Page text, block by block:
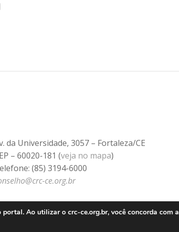
da Universidade, 3057 – Fortaleza/CE
– 60020-181 (veja no mapa)
(85) 3194-6000
ce.org.br
Ao utilizar o crc-ce.org.br, você concorda com a